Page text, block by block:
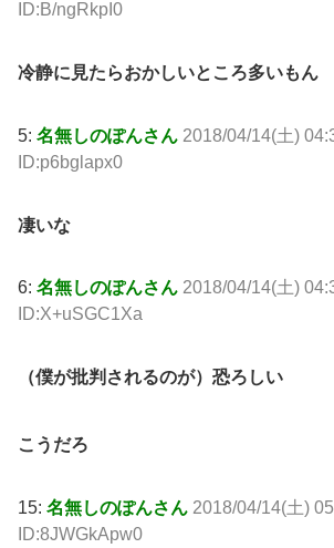
ID:B/ngRkpI0
冷静に見たらおかしいところ多いもん
5: 名無しのぽんさん 2018/04/14(土)
ID:p6bglapx0
凄いな
6: 名無しのぽんさん 2018/04/14(土)
ID:X+uSGC1Xa
（僕が批判されるのが）恐ろしい
こうだろ
15: 名無しのぽんさん 2018/04/14(土)
ID:8JWGkApw0